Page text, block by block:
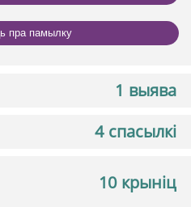
пра памылку
1 выява
4 спасылкі
10 крыніц